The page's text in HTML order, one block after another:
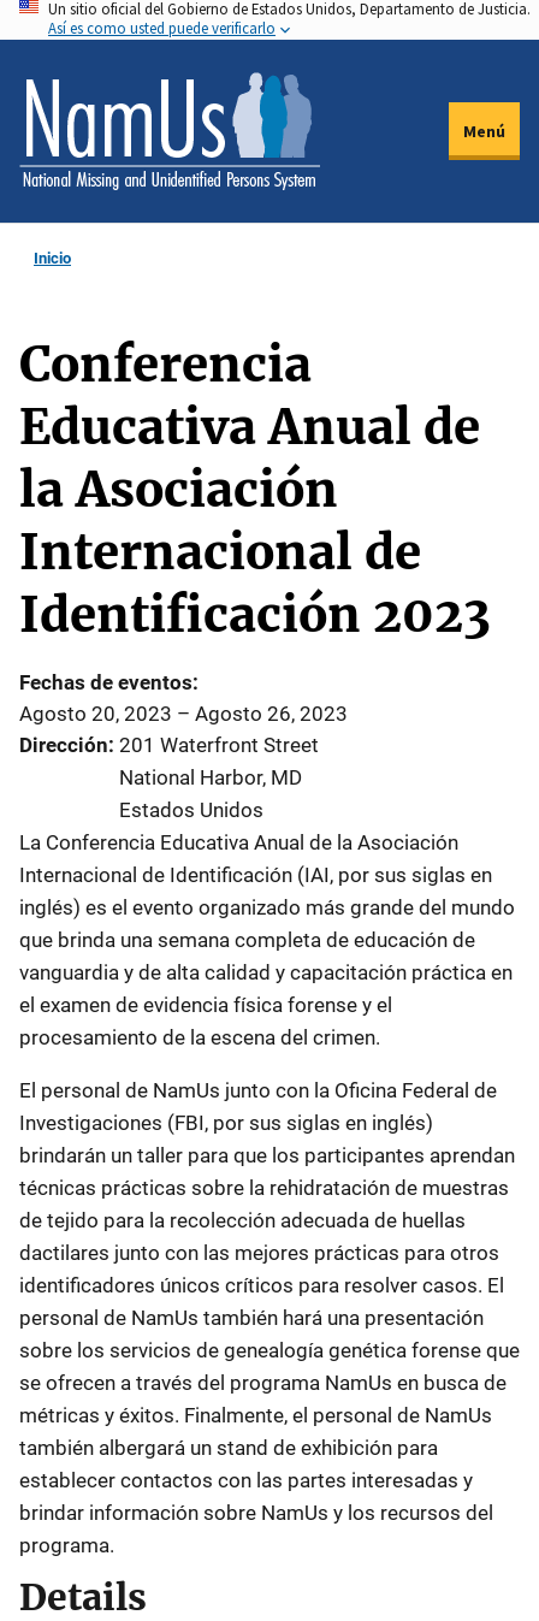
Pasar
al
contenido
principal
Un sitio oficial del Gobierno de Estados Unidos, Departamento de Justicia.
Así es como usted puede verificarlo
Menú
Inicio
Conferencia
Educativa Anual de
la Asociación
Internacional de
Identificación 2023
Fechas de eventos
Agosto 20, 2023 – Agosto 26, 2023
Dirección 201 Waterfront Street
National Harbor, MD
Estados Unidos
La Conferencia Educativa Anual de la Asociación
Internacional de Identificación (IAI, por sus siglas en
inglés) es el evento organizado más grande del mundo
que brinda una semana completa de educación de
vanguardia y de alta calidad y capacitación práctica en
el examen de evidencia física forense y el
procesamiento de la escena del crimen.
El personal de NamUs junto con la Oficina Federal de
Investigaciones (FBI, por sus siglas en inglés)
brindarán un taller para que los participantes aprendan
técnicas prácticas sobre la rehidratación de muestras
de tejido para la recolección adecuada de huellas
dactilares junto con las mejores prácticas para otros
identificadores únicos críticos para resolver casos. El
personal de NamUs también hará una presentación
sobre los servicios de genealogía genética forense que
se ofrecen a través del programa NamUs en busca de
métricas y éxitos. Finalmente, el personal de NamUs
también albergará un stand de exhibición para
establecer contactos con las partes interesadas y
brindar información sobre NamUs y los recursos del
programa.
Details